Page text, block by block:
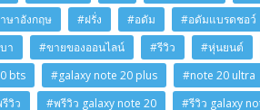
ษาอังกฤษ #ฝรั่ง #อดัม #อดัมแบรดชอว์
า #ขายของออนไลน์ #รีวิว #หุ่นยนต์
bts #galaxy note 20 plus #note 20 ultra
วิว #พรีวิว galaxy note 20 #รีวิว galaxy